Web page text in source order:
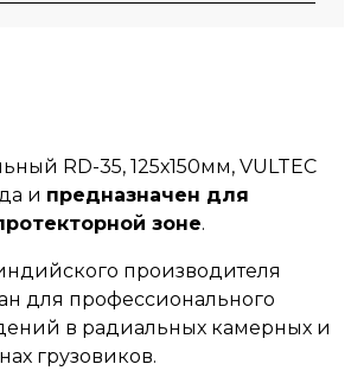
RD-35, 125х150мм, VULTEC
и предназначен для
зоне.
производителя
для профессионального
в радиальных камерных и
грузовиков.